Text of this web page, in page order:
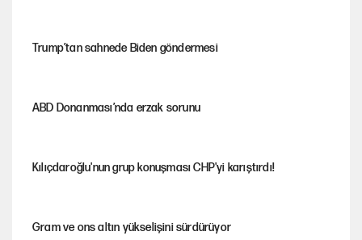
Trump’tan sahnede Biden göndermesi
ABD Donanması’nda erzak sorunu
Kılıçdaroğlu'nun grup konuşması CHP'yi karıştırdı!
Gram ve ons altın yükselişini sürdürüyor